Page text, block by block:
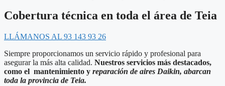
Cobertura técnica en toda el área de Teia
LLÁMANOS AL 93 143 93 26
Siempre proporcionamos un servicio rápido y profesional para
asegurar la más alta calidad. Nuestros servicios más destacados,
como el mantenimiento y reparación de aires Daikin, abarcan
toda la provincia de Teia.